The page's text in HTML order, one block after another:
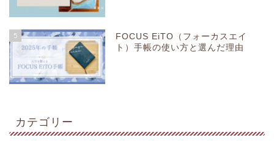
5
FOCUS EiTO（フォーカスエイ
ト）手帳の使い方と選んだ理由
カテゴリー